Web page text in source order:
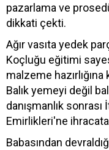
pazarlama ve
dikkati çekti.
Ağır vasıta yedek
Koçluğu eğitimi
malzeme
Balık yemeyi değil
danışmanlık
Emirlikleri'ne
Babasından